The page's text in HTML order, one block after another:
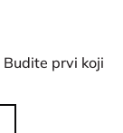
Budite prvi koji